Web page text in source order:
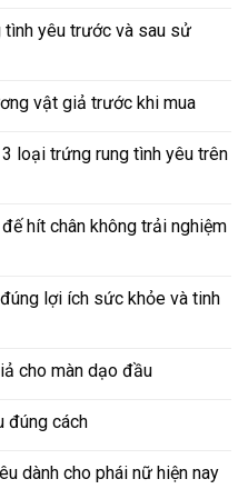
tình yêu trước và sau sử
vật giả trước khi mua
loại trứng rung tình yêu trên
hít chân không trải nghiệm
lợi ích sức khỏe và tinh
cho màn dạo đầu
đúng cách
dành cho phái nữ hiện nay